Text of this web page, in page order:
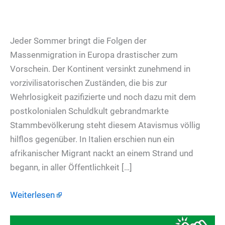
Jeder Sommer bringt die Folgen der
Massenmigration in Europa drastischer zum
Vorschein. Der Kontinent versinkt zunehmend in
vorzivilisatorischen Zuständen, die bis zur
Wehrlosigkeit pazifizierte und noch dazu mit dem
postkolonialen Schuldkult gebrandmarkte
Stammbevölkerung steht diesem Atavismus völlig
hilflos gegenüber. In Italien erschien nun ein
afrikanischer Migrant nackt an einem Strand und
begann, in aller Öffentlichkeit […]
Weiterlesen